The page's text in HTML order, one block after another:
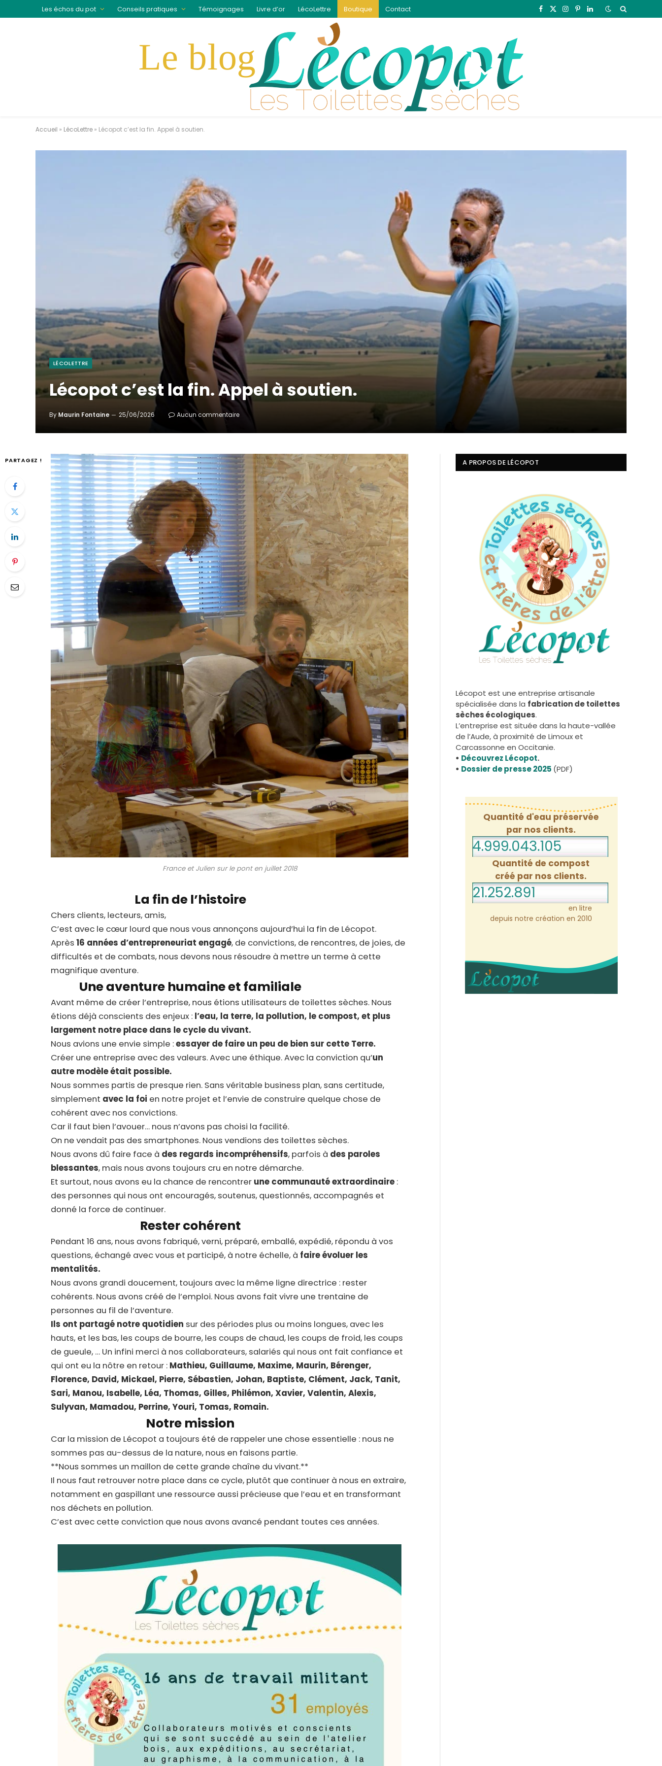
Les échos du pot Conseils pratiques Témoignages Livre d’or LécoLettre Boutique Contact Facebook
X
Instagram
Pinterest
LinkedIn
Accueil » LécoLettre » Lécopot c’est la fin. Appel à soutien.
LÉCOLETTRE
Lécopot c’est la fin. Appel à soutien.
By Maurin Fontaine 25/06/2026 Aucun commentaire
PARTAGEZ !
France et Julien sur le pont en juillet 2018
La fin de l’histoire
Chers clients, lecteurs, amis,
C’est avec le cœur lourd que nous vous annonçons aujourd’hui la fin de Lécopot.
Après 16 années d’entrepreneuriat engagé, de convictions, de rencontres, de joies, de
difficultés et de combats, nous devons nous résoudre à mettre un terme à cette
magnifique aventure.
Une aventure humaine et familiale
Avant même de créer l’entreprise, nous étions utilisateurs de toilettes sèches. Nous
étions déjà conscients des enjeux : l’eau, la terre, la pollution, le compost, et plus
largement notre place dans le cycle du vivant.
Nous avions une envie simple :essayer de faire un peu de bien sur cette Terre.
Créer une entreprise avec des valeurs. Avec une éthique. Avec la conviction qu’un
autre modèle était possible.
Nous sommes partis de presque rien. Sans véritable business plan, sans certitude,
simplement avec la foi en notre projet et l’envie de construire quelque chose de
cohérent avec nos convictions.
Car il faut bien l’avouer… nous n’avons pas choisi la facilité.
On ne vendait pas des smartphones. Nous vendions des toilettes sèches.
Nous avons dû faire face à des regards incompréhensifs, parfois à des paroles
blessantes, mais nous avons toujours cru en notre démarche.
Et surtout, nous avons eu la chance de rencontrer une communauté extraordinaire :
des personnes qui nous ont encouragés, soutenus, questionnés, accompagnés et
donné la force de continuer.
Rester cohérent
Pendant 16 ans, nous avons fabriqué, verni, préparé, emballé, expédié, répondu à vos
questions, échangé avec vous et participé, à notre échelle, à faire évoluer les
mentalités.
Nous avons grandi doucement, toujours avec la même ligne directrice : rester
cohérents. Nous avons créé de l’emploi. Nous avons fait vivre une trentaine de
personnes au fil de l’aventure.
Ils ont partagé notre quotidien sur des périodes plus ou moins longues, avec les
hauts, et les bas, les coups de bourre, les coups de chaud, les coups de froid, les coups
de gueule, … Un infini merci à nos collaborateurs, salariés qui nous ont fait confiance et
qui ont eu la nôtre en retour : Mathieu, Guillaume, Maxime, Maurin, Bérenger,
Florence, David, Mickael, Pierre, Sébastien, Johan, Baptiste, Clément, Jack, Tanit,
Sari, Manou, Isabelle, Léa, Thomas, Gilles, Philémon, Xavier, Valentin, Alexis,
Sulyvan, Mamadou, Perrine, Youri, Tomas, Romain.
Notre mission
Car la mission de Lécopot a toujours été de rappeler une chose essentielle : nous ne
sommes pas au-dessus de la nature, nous en faisons partie.
**Nous sommes un maillon de cette grande chaîne du vivant.**
Il nous faut retrouver notre place dans ce cycle, plutôt que continuer à nous en extraire,
notamment en gaspillant une ressource aussi précieuse que l’eau et en transformant
nos déchets en pollution.
C’est avec cette conviction que nous avons avancé pendant toutes ces années.
A PROPOS DE LÉCOPOT
Lécopot est une entreprise artisanale
spécialisée dans la fabrication de toilettes
sèches écologiques.
L’entreprise est située dans la haute-vallée
de l’Aude, à proximité de Limoux et
Carcassonne en Occitanie.
• Découvrez Lécopot.
• Dossier de presse 2025 (PDF)
Quantité d'eau préservée
par nos clients.
4.999.043.126
Quantité de compost
créé par nos clients.
21.252.891
en litre
depuis notre création en 2010